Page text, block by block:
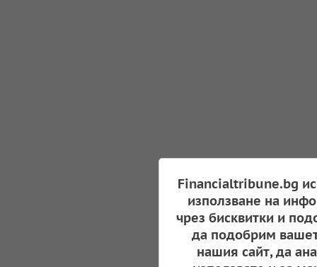
Financialtribune.bg
използване на
чрез бисквитки и
да подобрим
нашия сайт, да